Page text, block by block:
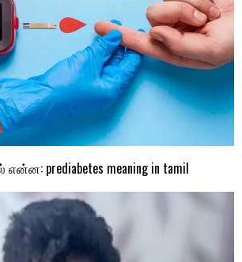
என்ன: prediabetes meaning in tamil